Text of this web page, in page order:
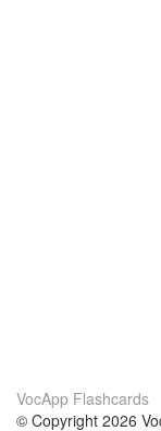
VocApp Flashcards
© Copyright 2026